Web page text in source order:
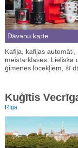
Dāvanu karte
Kafija, kafijas
meistarklases. Lieliska
ģimenes locekļiem, šī
Kuģītis
Rīga